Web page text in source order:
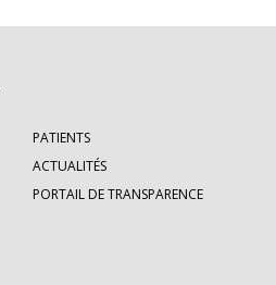
PATIENTS
ACTUALITÉS
PORTAIL DE TRANSPARENCE